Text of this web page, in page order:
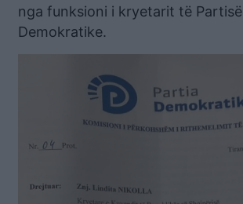
nga funksioni i kryetarit të Partisë
Demokratike.